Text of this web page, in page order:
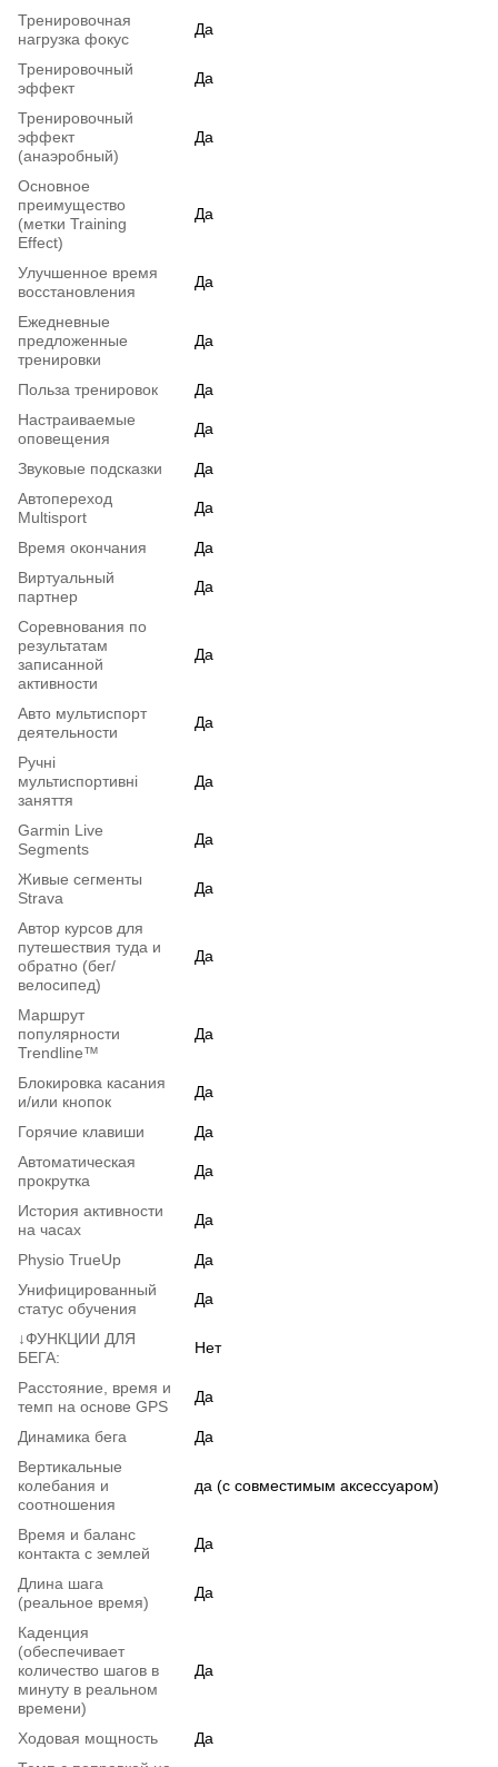
Тренировочная
нагрузка фокус
Да
Тренировочный
эффект
Да
Тренировочный
эффект
(анаэробный)
Да
Основное
преимущество
(метки Training
Effect)
Да
Улучшенное время
восстановления
Да
Ежедневные
предложенные
тренировки
Да
Польза тренировок
Да
Настраиваемые
оповещения
Да
Звуковые подсказки
Да
Автопереход
Multisport
Да
Время окончания
Да
Виртуальный
партнер
Да
Соревнования по
результатам
записанной
активности
Да
Авто мультиспорт
деятельности
Да
Ручні
мультиспортивні
заняття
Да
Garmin Live
Segments
Да
Живые сегменты
Strava
Да
Автор курсов для
путешествия туда и
обратно (бег/
велосипед)
Да
Маршрут
популярности
Trendline™
Да
Блокировка касания
и/или кнопок
Да
Горячие клавиши
Да
Автоматическая
прокрутка
Да
История активности
на часах
Да
Physio TrueUp
Да
Унифицированный
статус обучения
Да
↓ФУНКЦИИ ДЛЯ
БЕГА:
Нет
Расстояние, время и
темп на основе GPS
Да
Динамика бега
Да
Вертикальные
колебания и
соотношения
да (с совместимым аксессуаром)
Время и баланс
контакта с землей
Да
Длина шага
(реальное время)
Да
Каденция
(обеспечивает
количество шагов в
минуту в реальном
времени)
Да
Ходовая мощность
Да